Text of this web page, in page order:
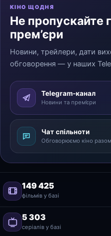
КІНО ЩОДНЯ
Не пропускайте
прем’єри
Новини, трейлери, дати
обговорення — у наших
Telegram-канал
Новини та прем’єри
Чат спільноти
Обговорюємо кіно разом
149 425
фільмів у базі
5 303
серіалів у базі